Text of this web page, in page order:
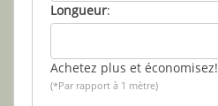
Longueur:
Achetez plus et économisez!
(*Par rapport à 1 mètre)